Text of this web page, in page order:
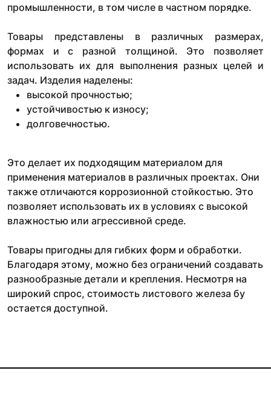
промышленности, в том числе в частном порядке.
Товары представлены в различных размерах,
формах и с разной толщиной. Это позволяет
использовать их для выполнения разных целей и
задач. Изделия наделены:
высокой прочностью;
устойчивостью к износу;
долговечностью.
Это делает их подходящим материалом для
применения материалов в различных проектах. Они
также отличаются коррозионной стойкостью. Это
позволяет использовать их в условиях с высокой
влажностью или агрессивной среде.
Товары пригодны для гибких форм и обработки.
Благодаря этому, можно без ограничений создавать
разнообразные детали и крепления. Несмотря на
широкий спрос, стоимость листового железа бу
остается доступной.